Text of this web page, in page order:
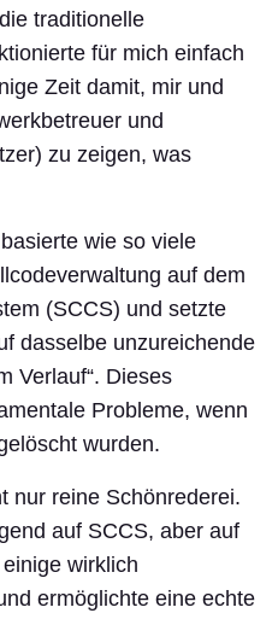
traditionelle
für mich einfach
Zeit damit, mir und
und
zu zeigen, was
wie so viele
auf dem
(SCCS) und setzte
dasselbe unzureichende
Verlauf“. Dieses
Probleme, wenn
wurden.
nur reine Schönrederei.
auf SCCS, aber auf
wirklich
ermöglichte eine echte